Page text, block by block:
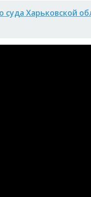
Харьковской